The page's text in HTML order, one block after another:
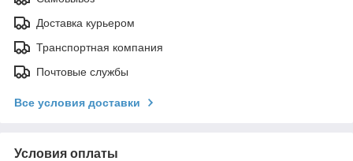
Доставка курьером
Транспортная компания
Почтовые службы
Все условия доставки
Условия оплаты